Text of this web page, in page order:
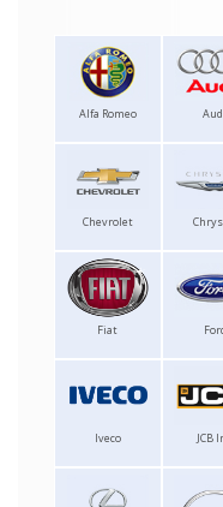
Alfa Romeo
Chevrolet
Fiat
Iveco JCB